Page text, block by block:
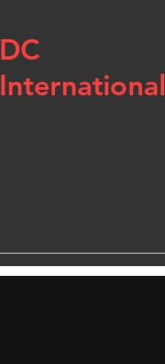
DC
International